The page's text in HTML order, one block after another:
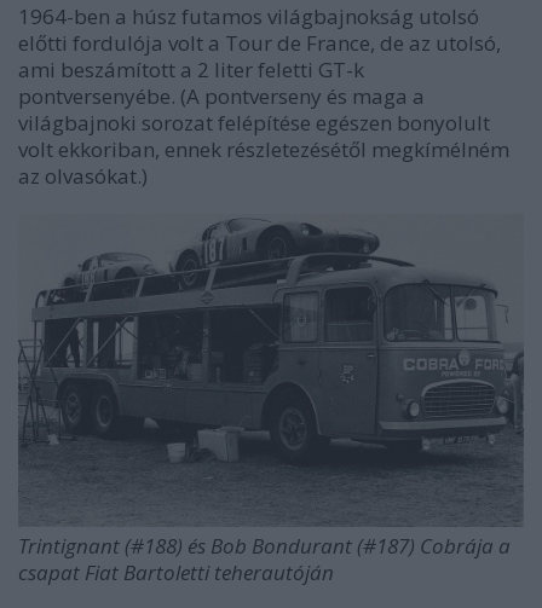
1964-ben a húsz futamos világbajnokság utolsó
előtti fordulója volt a Tour de France, de az utolsó,
ami beszámított a 2 liter feletti GT-k
pontversenyébe. (A pontverseny és maga a
világbajnoki sorozat felépítése egészen bonyolult
volt ekkoriban, ennek részletezésétől megkímélném
az olvasókat.)
Trintignant (#188) és Bob Bondurant (#187) Cobrája a
csapat Fiat Bartoletti teherautóján